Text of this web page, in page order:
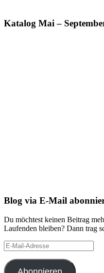
Katalog Mai –
Blog via E-Mail
Du möchtest keinen Beitrag
Laufenden bleiben? Dann trag
E-
Mail-
Adresse